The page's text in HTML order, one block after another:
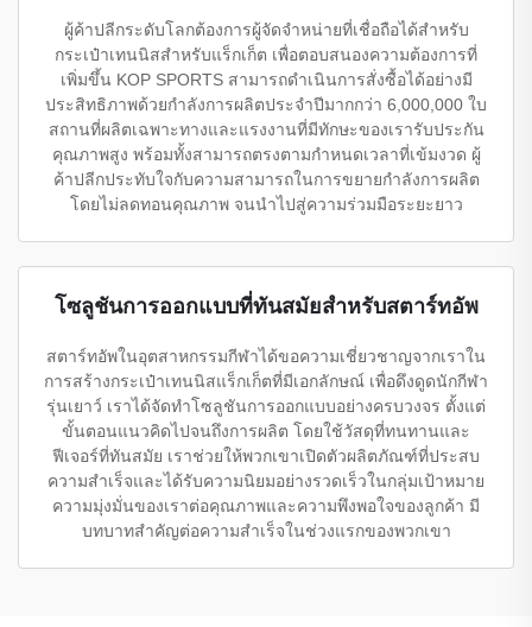
ผู้ค้าปลีกระดับโลกต้องการผู้จัดจำหน่ายที่เชื่อถือได้สำหรับ
กระเป๋าเทนนิสสำหรับแร็กเก็ต เพื่อตอบสนองความต้องการที่
เพิ่มขึ้น KOP SPORTS สามารถดำเนินการสั่งซื้อได้อย่างมี
ประสิทธิภาพด้วยกำลังการผลิตประจำปีมากกว่า 6,000,000 ใบ
สถานที่ผลิตเฉพาะทางและแรงงานที่มีทักษะของเรารับประกัน
คุณภาพสูง พร้อมทั้งสามารถตรงตามกำหนดเวลาที่เข้มงวด ผู้
ค้าปลีกประทับใจกับความสามารถในการขยายกำลังการผลิต
โดยไม่ลดทอนคุณภาพ จนนำไปสู่ความร่วมมือระยะยาว
โซลูชันการออกแบบที่ทันสมัยสำหรับสตาร์ทอัพ
สตาร์ทอัพในอุตสาหกรรมกีฬาได้ขอความเชี่ยวชาญจากเราใน
การสร้างกระเป๋าเทนนิสแร็กเก็ตที่มีเอกลักษณ์ เพื่อดึงดูดนักกีฬา
รุ่นเยาว์ เราได้จัดทำโซลูชันการออกแบบอย่างครบวงจร ตั้งแต่
ขั้นตอนแนวคิดไปจนถึงการผลิต โดยใช้วัสดุที่ทนทานและ
ฟีเจอร์ที่ทันสมัย เราช่วยให้พวกเขาเปิดตัวผลิตภัณฑ์ที่ประสบ
ความสำเร็จและได้รับความนิยมอย่างรวดเร็วในกลุ่มเป้าหมาย
ความมุ่งมั่นของเราต่อคุณภาพและความพึงพอใจของลูกค้า มี
บทบาทสำคัญต่อความสำเร็จในช่วงแรกของพวกเขา